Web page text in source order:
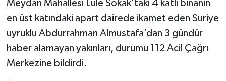
Meydan Mahallesi Lüle Sokak’taki 4 katlı binanın
en üst katındaki apart dairede ikamet eden Suriye
uyruklu Abdurrahman Almustafa’dan 3 gündür
haber alamayan yakınları, durumu 112 Acil Çağrı
Merkezine bildirdi.
Gündem
Hisarcık
İlçeler